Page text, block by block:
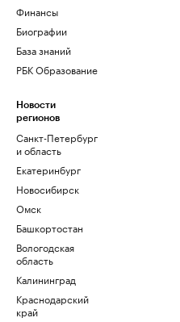
Финансы
Биографии
База знаний
РБК Образование
Новости
регионов
Санкт-Петербург
и область
Екатеринбург
Новосибирск
Омск
Башкортостан
Вологодская
область
Калининград
Краснодарский
край